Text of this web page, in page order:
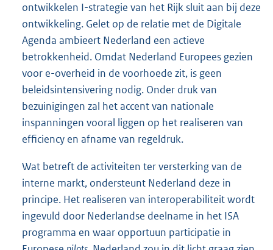
ontwikkelen I-strategie van het Rijk sluit aan bij deze
ontwikkeling. Gelet op de relatie met de Digitale
Agenda ambieert Nederland een actieve
betrokkenheid. Omdat Nederland Europees gezien
voor e-overheid in de voorhoede zit, is geen
beleidsintensivering nodig. Onder druk van
bezuinigingen zal het accent van nationale
inspanningen vooral liggen op het realiseren van
efficiency en afname van regeldruk.
Wat betreft de activiteiten ter versterking van de
interne markt, ondersteunt Nederland deze in
principe. Het realiseren van interoperabiliteit wordt
ingevuld door Nederlandse deelname in het ISA
programma en waar opportuun participatie in